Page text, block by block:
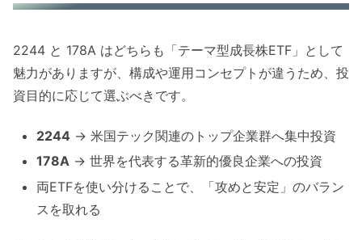
2244 と 178A はどちらも「テーマ型成長株ETF」として
魅力がありますが、構成や運用コンセプトが違うため、投
資目的に応じて選ぶべきです。
2244 → 米国テック関連のトップ企業群へ集中投資
178A → 世界を代表する革新的優良企業への投資
両ETFを使い分けることで、「攻めと安定」のバラン
スを取れる